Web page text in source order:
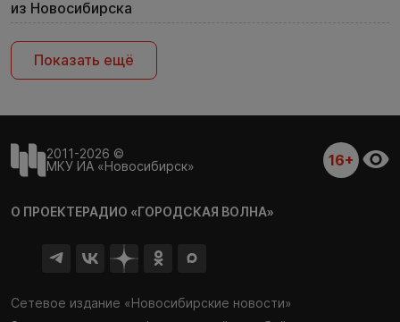
из Новосибирска
Показать ещё
2011-2026 ©
МКУ ИА «Новосибирск»
16+
О ПРОЕКТЕРАДИО «ГОРОДСКАЯ ВОЛНА»
Сетевое издание «Новосибирские новости»